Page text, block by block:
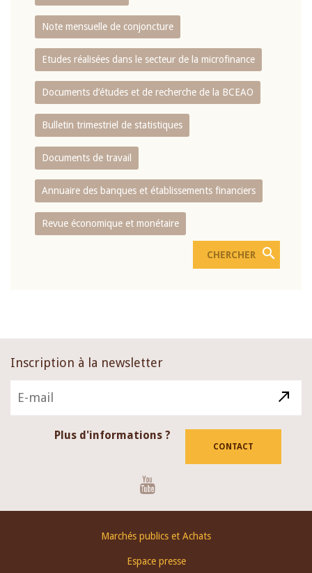
Note mensuelle de conjoncture
Etudes réalisées dans le secteur de la microfinance
Documents d’études et de recherche de la BCEAO
Bulletin trimestriel de statistiques
Documents de travail
Annuaire des banques et établissements financiers
Revue économique et monétaire
Inscription à la newsletter
Plus d'informations ?
CONTACT
Marchés publics et Achats
Espace presse